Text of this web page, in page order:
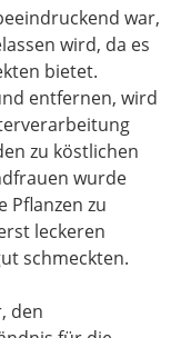
war,
wird, da es
bietet.
entfernen, wird
zu köstlichen
wurde
Pflanzen zu
leckeren
schmeckten.
den